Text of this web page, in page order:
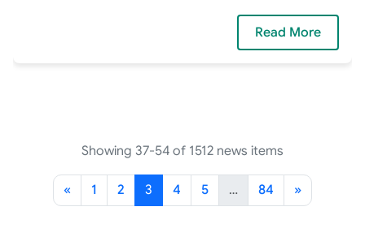
Read More
Showing 37-54 of 1512 news items
« 1 2 3 4 5 … 84 »